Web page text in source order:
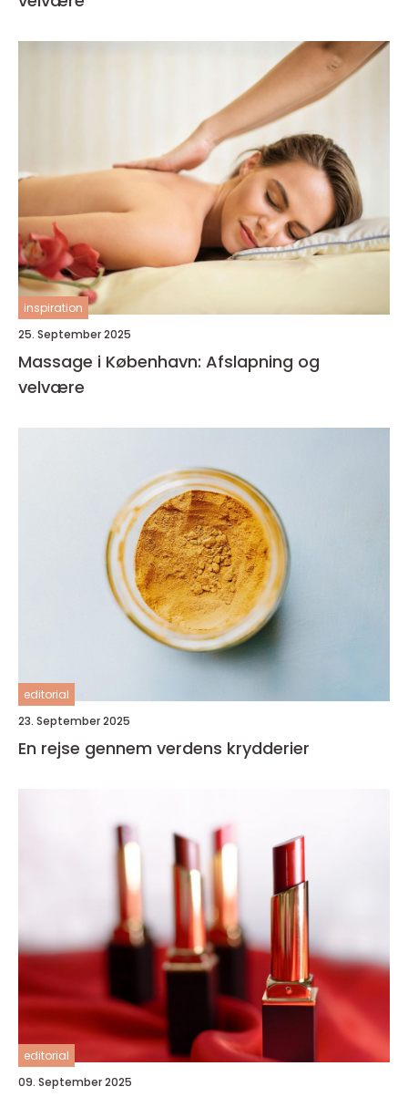
inspiration
25. September 2025
Massage i København: Afslapning og
velvære
editorial
23. September 2025
En rejse gennem verdens krydderier
editorial
09. September 2025